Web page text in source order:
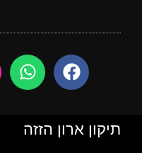
תיקון ארון הזזה